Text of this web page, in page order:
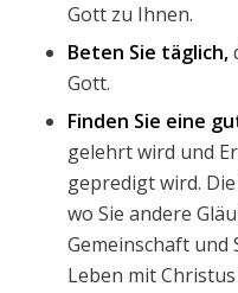
Gott zu Ihnen.
Beten Sie täglich,
Gott.
Finden Sie eine
gelehrt wird und
gepredigt wird.
wo Sie andere
Gemeinschaft
Leben mit